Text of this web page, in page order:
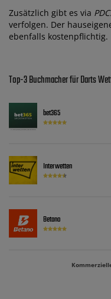
Zusätzlich gibt es via
verfolgen. Der
ebenfalls kostenpflichtig.
Top-3 Buchmacher für Darts
bet365
Interwetten
Betano